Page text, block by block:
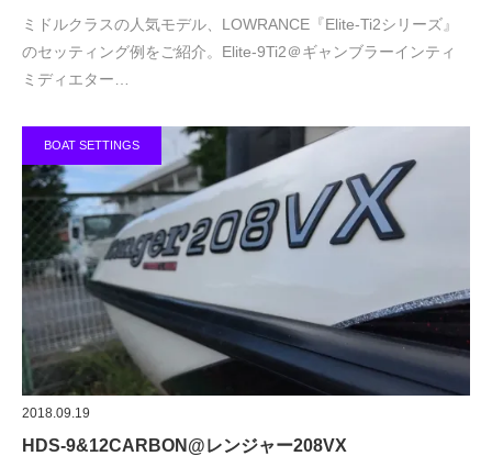
ミドルクラスの人気モデル、LOWRANCE『Elite-Ti2シリーズ』
のセッティング例をご紹介。Elite-9Ti2＠ギャンブラーインティ
ミディエター…
BOAT SETTINGS
2018.09.19
HDS-9&12CARBON@レンジャー208VX